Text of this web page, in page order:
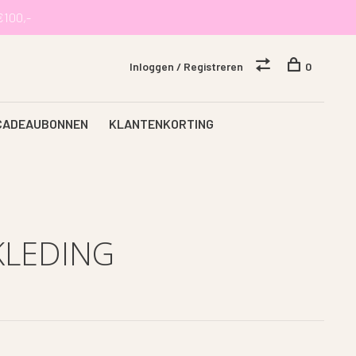
KLANTENKORTING
Inloggen / Registreren 0